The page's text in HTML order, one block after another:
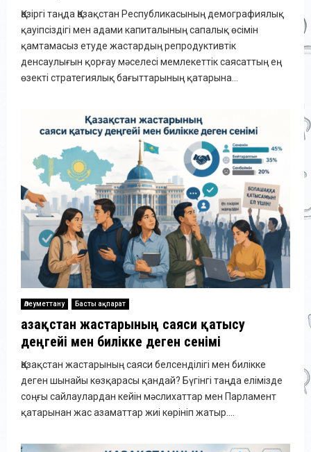
Қазіргі таңда Қазақстан Республикасының демографиялық
қауіпсіздігі мен адами капиталының сапалық өсімін
қамтамасыз етуде жастардың репродуктивтік
денсаулығын қорғау мәселесі мемлекеттік саясаттың ең
өзекті стратегиялық бағыттарының қатарына...
Әлеуметтану Басты ақпарат
Қазақстан жастарының саяси қатысу
деңгейі мен билікке деген сенімі
Қазақстан жастарының саяси белсенділігі мен билікке
деген шынайы көзқарасы қандай? Бүгінгі таңда елімізде
соңғы сайлаулардан кейін мәслихаттар мен Парламент
қатарынан жас азаматтар жиі көрініп жатыр....